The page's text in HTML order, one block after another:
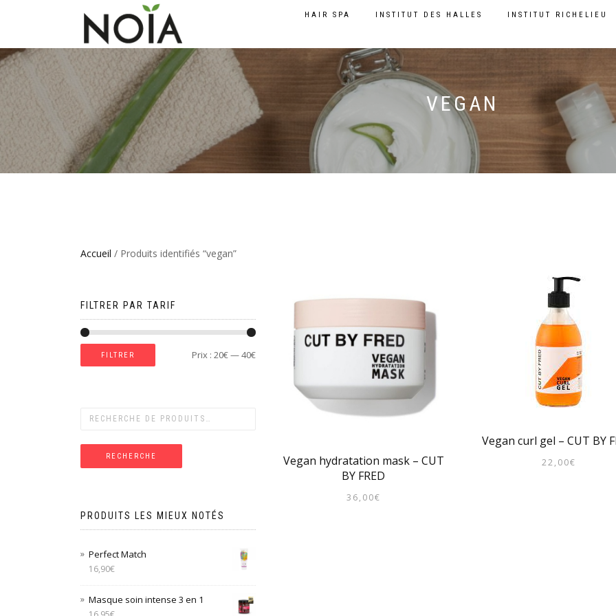
HAIR SPA INSTITUT DES HALLES INSTITUT RICHELIEU
VEGAN
Accueil / Produits identifiés “vegan”
Vegan hydratation mask – CUT
BY FRED
36,00€
Vegan curl gel – CUT BY
22,00€
FILTRER PAR TARIF
FILTRER Prix : 20€—40€
RECHERCHE
PRODUITS LES MIEUX NOTÉS
Perfect Match
16,90€
Masque soin intense 3 en 1